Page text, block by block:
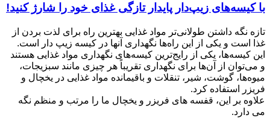
با کیسه‌های زیپ‌دار پایدار تازگی غذای خود را شارژ کنید!
تازه نگه داشتن طولانی‌تر مواد غذایی بهترین راه برای لذت بردن از
غذا است و یکی از این راه‌ها نگهداری آنها در کیسه زیپ دار است.
این کیسه‌ها، یکی از رایج‌ترین کیسه‌های نگهداری مواد غذایی هستند
و می‌توان از آن‌ها برای نگهداری تقریباً هر چیزی مانند سبزیجات،
میوه‌ها، گوشت، شیر، تنقلات و باقیمانده مواد غذایی در یخچال و
فریزر استفاده کرد.
علاوه بر این، قفسه های فریزر و یخچال ما را مرتب و منظم نگه
می دارد.